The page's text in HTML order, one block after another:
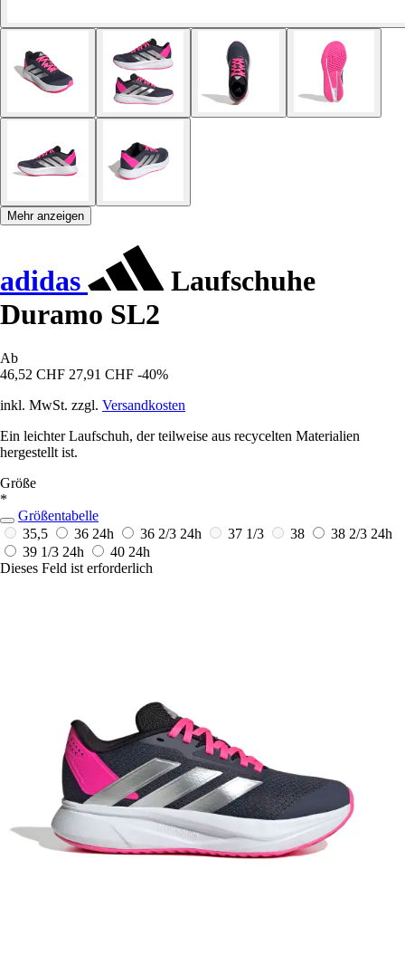
Mehr anzeigen
adidas
Laufschuhe
Duramo SL2
Ab
46,52 CHF 27,91 CHF -40%
inkl. MwSt. zzgl. Versandkosten
Ein leichter Laufschuh, der teilweise aus recycelten Materialien
hergestellt ist.
Größe
*
Größentabelle
35,5
36 24h 36 2/3 24h 37 1/3 38 38 2/3 24h
39 1/3 24h 40 24h
Dieses Feld ist erforderlich